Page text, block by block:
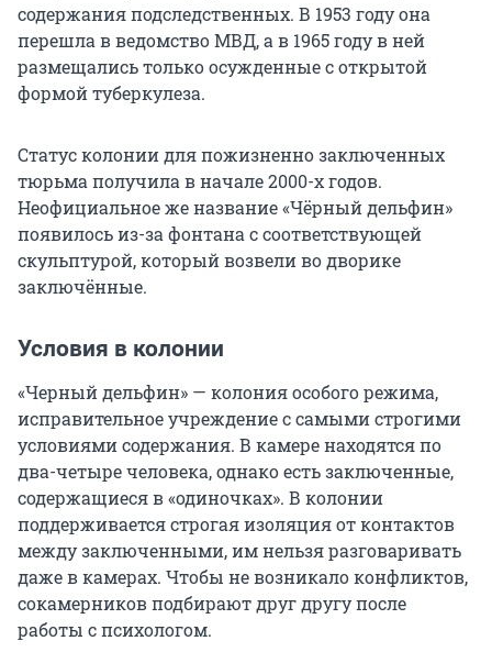
содержания подследственных. В 1953 году она
перешла в ведомство МВД, а в 1965 году в ней
размещались только осужденные с открытой
формой туберкулеза.
Статус колонии для пожизненно заключенных
тюрьма получила в начале 2000-х годов.
Неофициальное же название «Чёрный дельфин»
появилось из-за фонтана с соответствующей
скульптурой, который возвели во дворике
заключённые.
Условия в колонии
«Черный дельфин» — колония особого режима,
исправительное учреждение с самыми строгими
условиями содержания. В камере находятся по
два-четыре человека, однако есть заключенные,
содержащиеся в «одиночках». В колонии
поддерживается строгая изоляция от контактов
между заключенными, им нельзя разговаривать
даже в камерах. Чтобы не возникало конфликтов,
сокамерников подбирают друг другу после
работы с психологом.